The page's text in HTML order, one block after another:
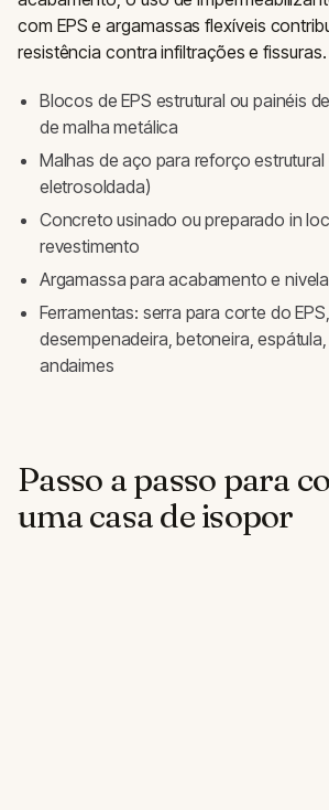
com EPS e argamassas flexíveis
resistência contra infiltrações e fissuras.
Blocos de EPS estrutural ou painéis
de malha metálica
Malhas de aço para reforço estrutural
eletrosoldada)
Concreto usinado ou preparado in
revestimento
Argamassa para acabamento e
Ferramentas: serra para corte do
desempenadeira, betoneira,
andaimes
Passo a passo para
uma casa de isopor